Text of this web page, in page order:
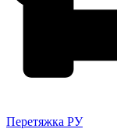
Перетяжка РУ